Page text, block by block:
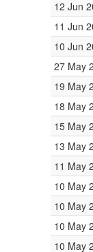
12 Jun
11 Jun
10 Jun
27 May
19 May
18 May
15 May
13 May
11 May
10 May
10 May
10 May
10 May